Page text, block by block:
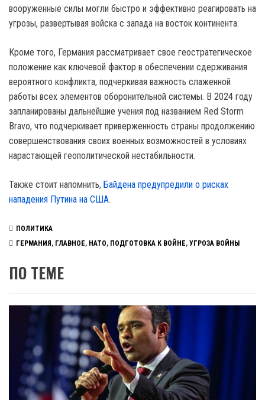
вооруженные силы могли быстро и эффективно реагировать на
угрозы, развертывая войска с запада на восток континента.
Кроме того, Германия рассматривает свое геостратегическое
положение как ключевой фактор в обеспечении сдерживания
вероятного конфликта, подчеркивая важность слаженной
работы всех элементов оборонительной системы. В 2024 году
запланированы дальнейшие учения под названием Red Storm
Bravo, что подчеркивает приверженность страны продолжению
совершенствования своих военных возможностей в условиях
нарастающей геополитической нестабильности.
Также стоит напомнить, Байдена предупредили о рисках
нападения Путина на США.
ПОЛИТИКА
ГЕРМАНИЯ, ГЛАВНОЕ, НАТО, ПОДГОТОВКА К ВОЙНЕ, УГРОЗА ВОЙНЫ
ПО ТЕМЕ